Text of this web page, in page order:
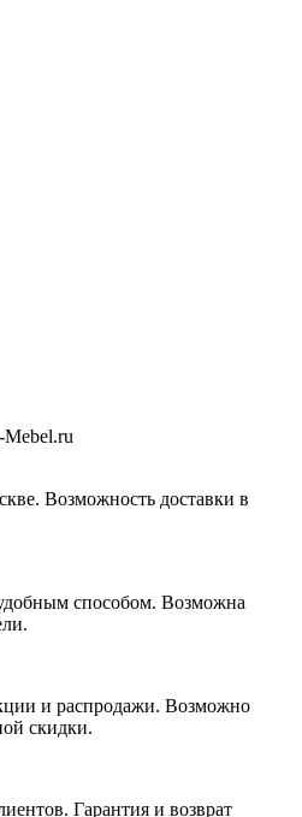
Возможность доставки в
способом. Возможна
и распродажи. Возможно
скидки.
Гарантия и возврат